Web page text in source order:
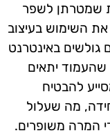
שמטרתן לשפר
השימוש בעיצוב
גולשים באינטרנט
שהעמוד יתאים
להבטיח
מה שעלול
המרה משופרים.